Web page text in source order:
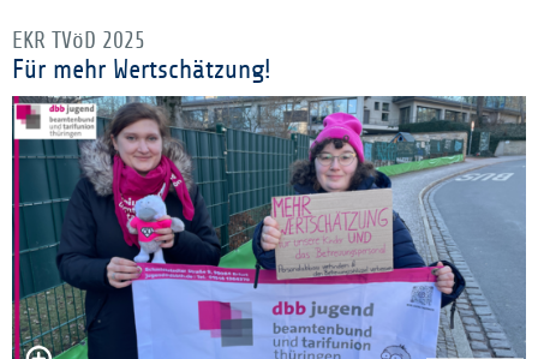
EKR TVöD 2025
Für mehr Wertschätzung!